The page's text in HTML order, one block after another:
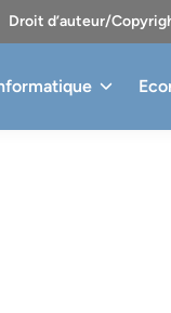
Droit d’auteur/